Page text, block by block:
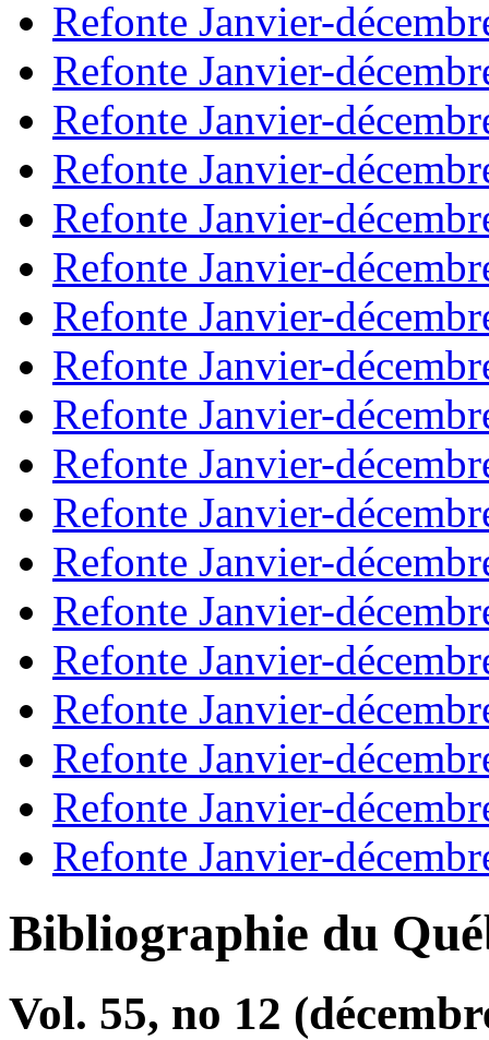
Refonte Janvier-
Refonte Janvier-
Refonte Janvier-
Refonte Janvier-
Refonte Janvier-
Refonte Janvier-
Refonte Janvier-
Refonte Janvier-
Refonte Janvier-
Refonte Janvier-
Refonte Janvier-
Refonte Janvier-
Refonte Janvier-
Refonte Janvier-
Refonte Janvier-
Refonte Janvier-
Refonte Janvier-
Refonte Janvier-
Bibliographie du
Vol. 55, no 12